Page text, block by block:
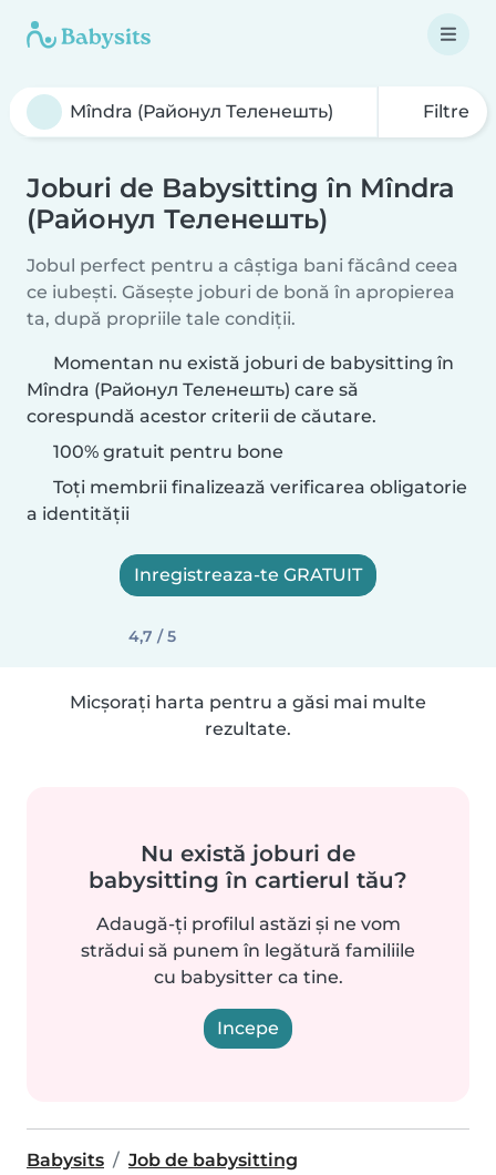
Filtre
Joburi de Babysitting în Mîndra
(Районул Теленешть)
Jobul perfect pentru a câștiga bani făcând ceea
ce iubești. Găsește joburi de bonă în apropierea
ta, după propriile tale condiții.
Momentan nu există joburi de babysitting în
Mîndra (Районул Теленешть) care să
corespundă acestor criterii de căutare.
100% gratuit pentru bone
Toți membrii finalizează verificarea obligatorie
a identității
Inregistreaza-te GRATUIT
4,7 / 5
Micșorați harta pentru a găsi mai multe
rezultate.
Nu există joburi de
babysitting în cartierul tău?
Adaugă-ți profilul astăzi și ne vom
strădui să punem în legătură familiile
cu babysitter ca tine.
Incepe
Babysits
Job de babysitting